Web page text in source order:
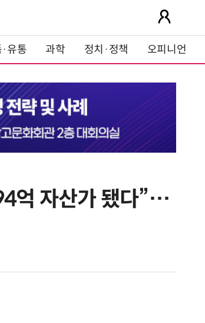
유통 과학 정치·정책 오피니언
억 자산가 됐다”…